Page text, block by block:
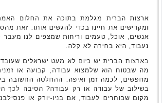
ארצות הברית מגלמת בתוכה את החלום
ומקדישים את חיינו בכדי להגשים אותו. זאת
נעבוד, היא בחירה לא קלה.
בארצות הברית יש כיום לא מעט ישראלים
מה שבטוח הוא שלמצוא עבודה, קבועה או
מחפשים, לכמה זמן ואיפה. ההחלטה החשובה
בשילוב של עבודה או רק עבודה? הסיבה לכך
מקום שבוחרים לעבוד, אם בניו-יורק או